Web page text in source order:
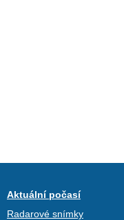
Aktuální počasí
Radarové snímky